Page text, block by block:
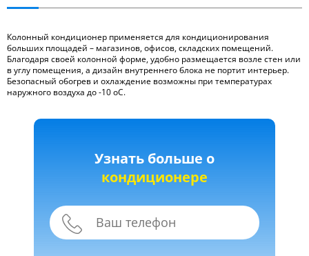
Колонный кондиционер применяется для кондиционирования
больших площадей – магазинов, офисов, складских помещений.
Благодаря своей колонной форме, удобно размещается возле стен или
в углу помещения, а дизайн внутреннего блока не портит интерьер.
Безопасный обогрев и охлаждение возможны при температурах
наружного воздуха до -10 оС.
Узнать больше о
кондиционере